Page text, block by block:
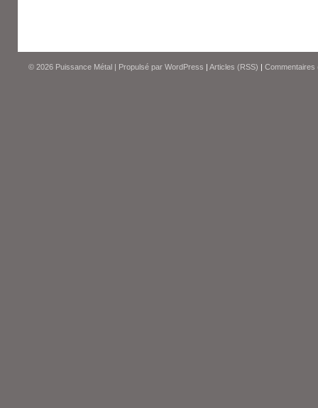
© 2026 Puissance Métal | Propulsé par WordPress | Articles (RSS) | Commentaires